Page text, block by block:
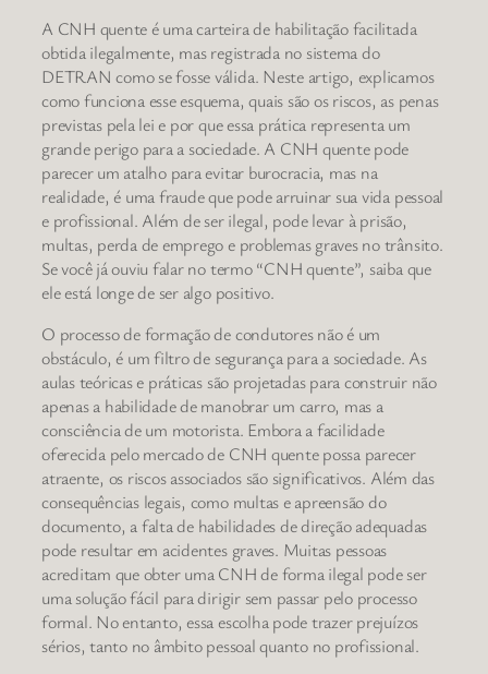
A CNH quente é uma carteira de habilitação facilitada
obtida ilegalmente, mas registrada no sistema do
DETRAN como se fosse válida. Neste artigo, explicamos
como funciona esse esquema, quais são os riscos, as penas
previstas pela lei e por que essa prática representa um
grande perigo para a sociedade. A CNH quente pode
parecer um atalho para evitar burocracia, mas na
realidade, é uma fraude que pode arruinar sua vida pessoal
e profissional. Além de ser ilegal, pode levar à prisão,
multas, perda de emprego e problemas graves no trânsito.
Se você já ouviu falar no termo “CNH quente”, saiba que
ele está longe de ser algo positivo.
O processo de formação de condutores não é um
obstáculo, é um filtro de segurança para a sociedade. As
aulas teóricas e práticas são projetadas para construir não
apenas a habilidade de manobrar um carro, mas a
consciência de um motorista. Embora a facilidade
oferecida pelo mercado de CNH quente possa parecer
atraente, os riscos associados são significativos. Além das
consequências legais, como multas e apreensão do
documento, a falta de habilidades de direção adequadas
pode resultar em acidentes graves. Muitas pessoas
acreditam que obter uma CNH de forma ilegal pode ser
uma solução fácil para dirigir sem passar pelo processo
formal. No entanto, essa escolha pode trazer prejuízos
sérios, tanto no âmbito pessoal quanto no profissional.